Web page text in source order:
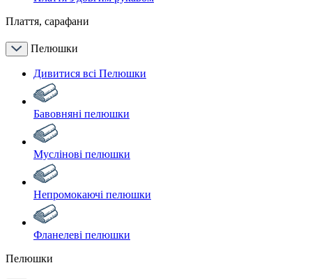
Плаття, сарафани
Пелюшки
Дивитися всі Пелюшки
Бавовняні пелюшки
Муслінові пелюшки
Непромокаючі пелюшки
Фланелеві пелюшки
Пелюшки